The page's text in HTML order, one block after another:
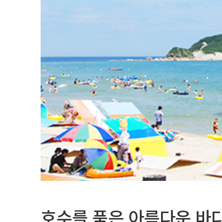
호수를 품은 아름다운 바